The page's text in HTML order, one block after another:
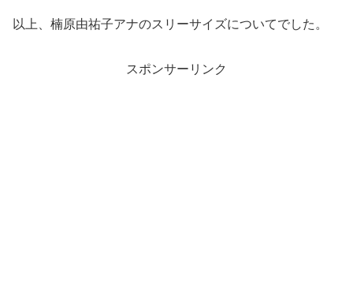
以上、楠原由祐子アナのスリーサイズについてでした。
スポンサーリンク